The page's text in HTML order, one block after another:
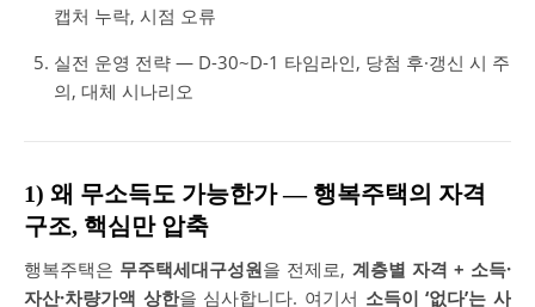
캡처 누락, 시점 오류
실전 운영 전략 — D-30~D-1 타임라인, 당첨 후·갱신 시 주
의, 대체 시나리오
1) 왜 무소득도 가능한가 — 행복주택의 자격
구조, 핵심만 압축
행복주택은 무주택세대구성원을 전제로, 계층별 자격 + 소득·
자산·차량가액 상한을 심사합니다. 여기서 소득이 ‘없다’는 사